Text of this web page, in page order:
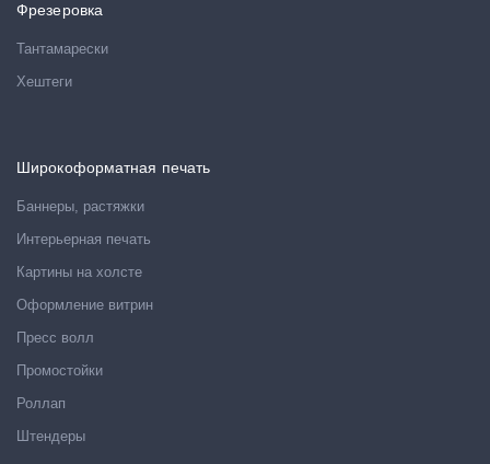
Фрезеровка
Тантамарески
Хештеги
Широкоформатная печать
Баннеры, растяжки
Интерьерная печать
Картины на холсте
Оформление витрин
Пресс волл
Промостойки
Роллап
Штендеры